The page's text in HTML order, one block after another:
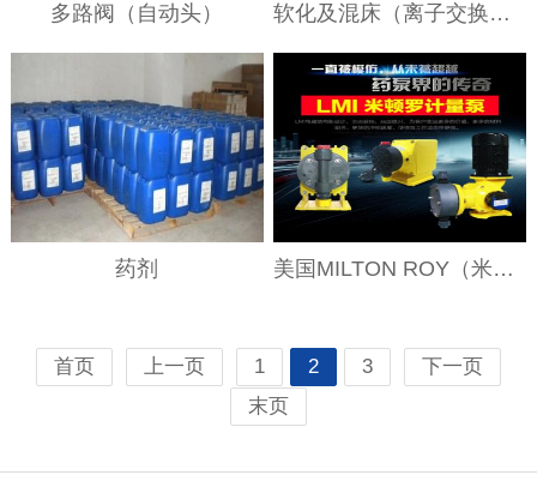
多路阀（自动头） 软化及混床（离子交换）系统
药剂 美国MILTON ROY（米顿罗）加药（计量）泵
首页 上一页 1 2 3
下一页
末页